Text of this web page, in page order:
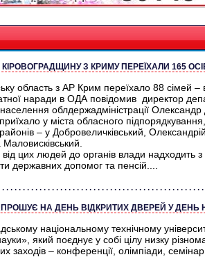
КІРОВОГРАДЩИНУ З КРИМУ ПЕРЕЇХАЛИ 165
область з АР Крим переїхало 88 сімей –
наради в ОДА повідомив директор
облдержадміністрації Олександр
у міста обласного
– у Добровеличківський,
цих людей до органів влади надходить з
державних допомог та пенсій....
НА ДЕНЬ ВІДКРИТИХ ДВЕРЕЙ У ДЕНЬ
національному технічному
який поєднує у собі цілу низку
заходів – конференції, олімпіади,